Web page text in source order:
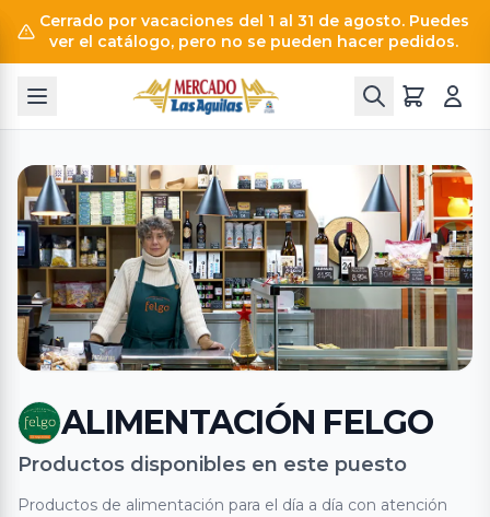
Cerrado por vacaciones del 1 al 31 de agosto. Puedes
ver el catálogo, pero no se pueden hacer pedidos.
ALIMENTACIÓN FELGO
Productos disponibles en este puesto
Productos de alimentación para el día a día con atención